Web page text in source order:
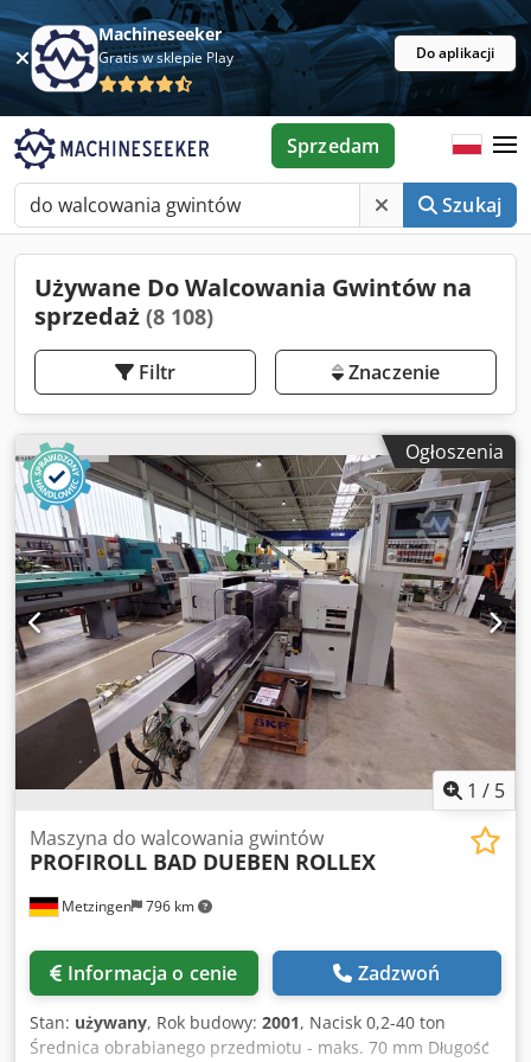
Machineseeker
Gratis w sklepie Play Do aplikacji
Szukaj
Sprzedam
Używane Do Walcowania Gwintów na
sprzedaż (8 108)
Filtr Znaczenie
Ogłoszenia
1 / 5
Metzingen 796 km
Maszyna do walcowania gwintów
PROFIROLL BAD DUEBEN ROLLEX
Informacja o cenie Zadzwoń
Stan: używany, Rok budowy: 2001, Nacisk 0,2-40 ton
Średnica obrabianego przedmiotu - maks. 70 mm Długość